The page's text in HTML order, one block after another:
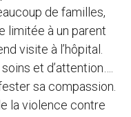
de familles,
limitée à un parent
visite à l’hôpital.
et d’attention….
sa compassion.
la violence contre